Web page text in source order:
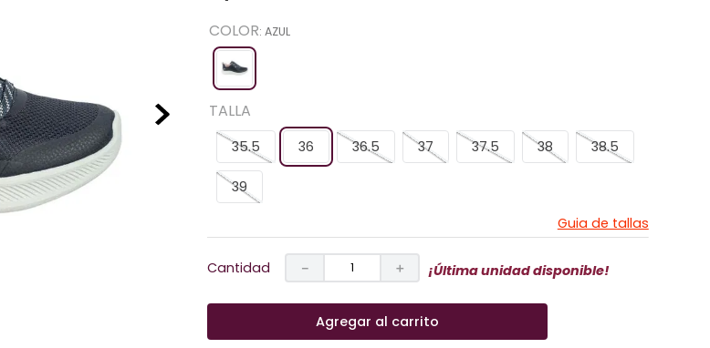
COLOR: AZUL
TALLA
35.5 36 36.5 37 37.5 38 38.5
39
Guia de tallas
Cantidad ＋
－ ¡Última unidad disponible!
Agregar al carrito